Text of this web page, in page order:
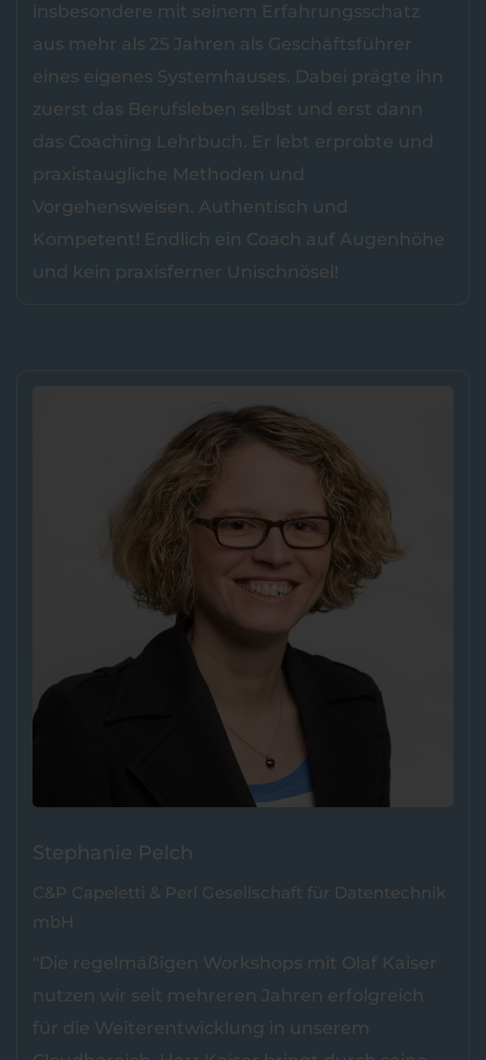
insbesondere mit seinem Erfahrungsschatz
aus mehr als 25 Jahren als Geschäftsführer
eines eigenes Systemhauses. Dabei prägte ihn
zuerst das Berufsleben selbst und erst dann
das Coaching Lehrbuch. Er lebt erprobte und
praxistaugliche Methoden und
Vorgehensweisen. Authentisch und
Kompetent! Endlich ein Coach auf Augenhöhe
und kein praxisferner Unischnösel!
Stephanie Pelch
C&P Capeletti & Perl Gesellschaft für Datentechnik
mbH
"Die regelmäßigen Workshops mit Olaf Kaiser
nutzen wir seit mehreren Jahren erfolgreich
für die Weiterentwicklung in unserem